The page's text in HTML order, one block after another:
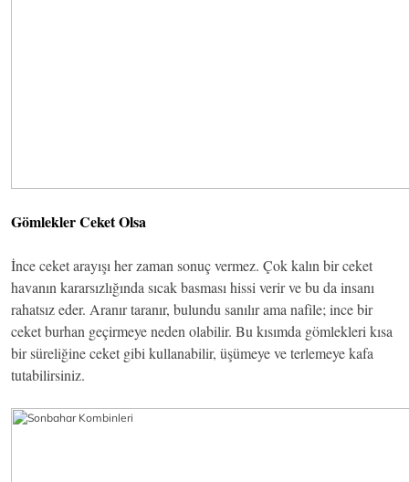
Gömlekler Ceket Olsa
İnce ceket arayışı her zaman sonuç vermez. Çok kalın bir ceket
havanın kararsızlığında sıcak basması hissi verir ve bu da insanı
rahatsız eder. Aranır taranır, bulundu sanılır ama nafile; ince bir
ceket burhan geçirmeye neden olabilir. Bu kısımda gömlekleri kısa
bir süreliğine ceket gibi kullanabilir, üşümeye ve terlemeye kafa
tutabilirsiniz.